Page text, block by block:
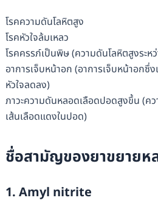
โรคความดันโลหิตสูง
โรคหัวใจล้มเหลว
โรคครรภ์เป็นพิษ (ความดันโลหิตสูงระห
อาการเจ็บหน้าอก (อาการเจ็บหน้าอกซึ่
หัวใจลดลง)
ภาวะความดันหลอดเลือดปอดสูงขึ้น (ค
เส้นเลือดแดงในปอด)
ชื่อสามัญของยาขยายห
1. Amyl nitrite